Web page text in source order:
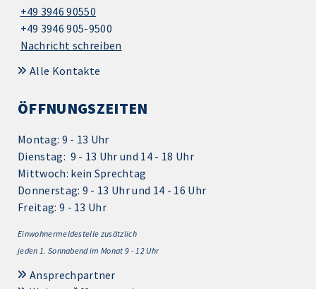
+49 3946 90550
+49 3946 905-9500
Nachricht schreiben
Alle Kontakte
ÖFFNUNGSZEITEN
Montag: 9 - 13 Uhr
Dienstag: 9 - 13 Uhr und 14 - 18 Uhr
Mittwoch: kein Sprechtag
Donnerstag: 9 - 13 Uhr und 14 - 16 Uhr
Freitag: 9 - 13 Uhr
Einwohnermeldestelle zusätzlich
jeden 1. Sonnabend im Monat 9 - 12 Uhr
Ansprechpartner